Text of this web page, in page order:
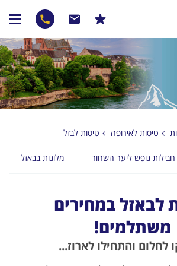
טיסות לאירופה טיסות לבזל
חבילות נופש ליער השחור מלונות בבאזל
לבאזל במחירים
משתלמים!
לחלום והתחילו לארוז...